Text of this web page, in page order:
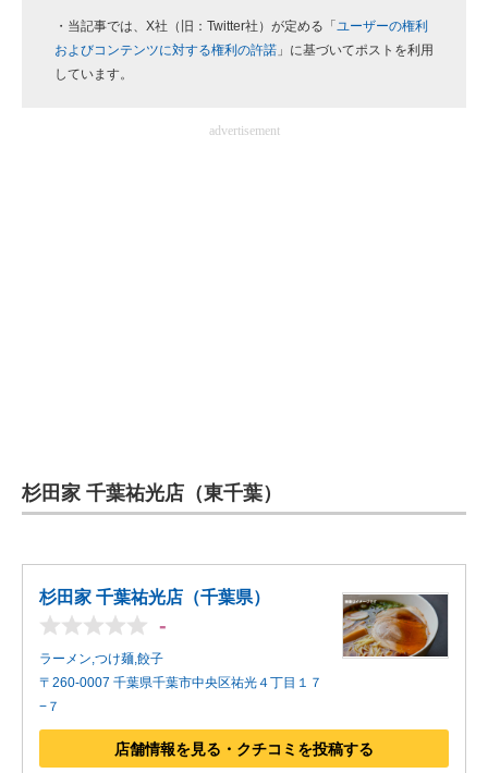
企業向けIT製品の総合サイト
IT製品の技術・比較・事例
製造業のIT導入・活用を支援
・当記事では、X社（旧：Twitter社）が定める「 ユーザーの権利
およびコンテンツに対する権利の許諾 」に基づいてポストを利用
しています。
advertisement
杉田家 千葉祐光店 （東千葉）
杉田家 千葉祐光店（千葉県）
-
ラーメン,つけ麺,餃子
〒260-0007 千葉県千葉市中央区祐光４丁目１７
−７
店舗情報を見る・クチコミを投稿する